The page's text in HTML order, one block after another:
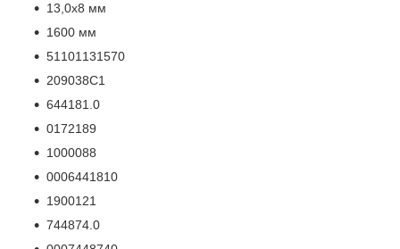
13,0х8 мм
1600 мм
51101131570
209038C1
644181.0
0172189
1000088
0006441810
1900121
744874.0